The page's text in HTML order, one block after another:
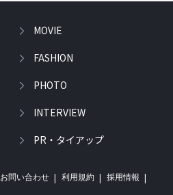
MOVIE
FASHION
PHOTO
INTERVIEW
PR・タイアップ
お問い合わせ 利用規約 採用情報